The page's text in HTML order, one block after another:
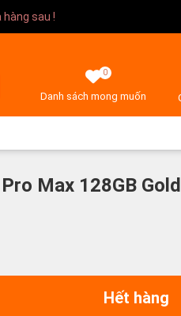
sau !
0
Danh sách mong muốn
Max 128GB
Hết hàng